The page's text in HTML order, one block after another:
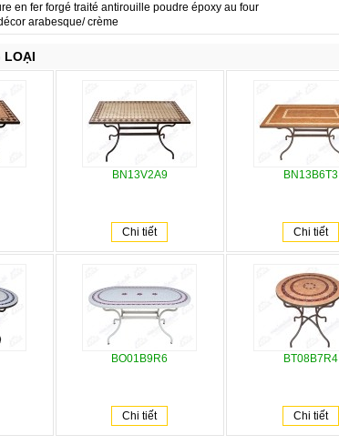
en fer forgé traité antirouille poudre époxy au four
arabesque/ crème
LOẠI
BN13V2A9
Chi tiết
BN13B6T3
Chi tiết
BO01B9R6
Chi tiết
BT08B7R4
Chi tiết